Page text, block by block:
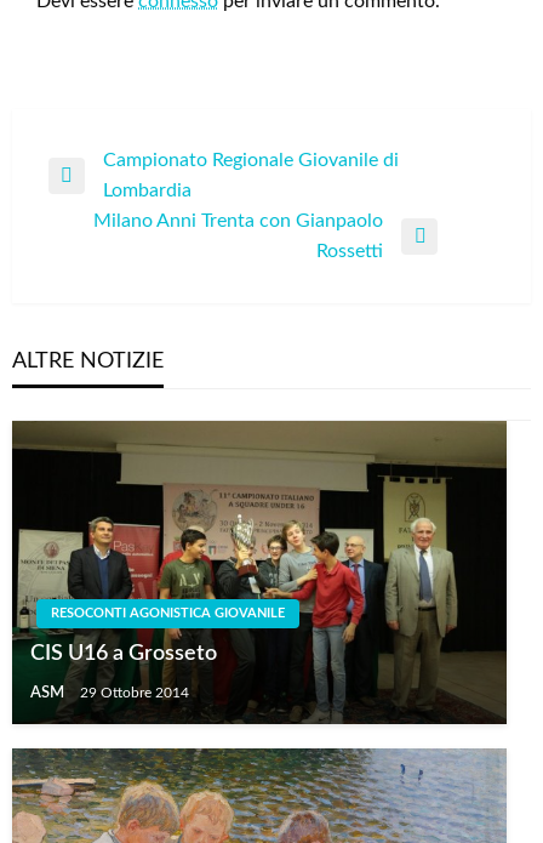
Navigazione
articoli
Previous
Campionato Regionale Giovanile di
Lombardia
Milano Anni Trenta con Gianpaolo
Rossetti
ALTRE NOTIZIE
RESOCONTI AGONISTICA GIOVANILE
CIS U16 a Grosseto
ASM 29 Ottobre 2014